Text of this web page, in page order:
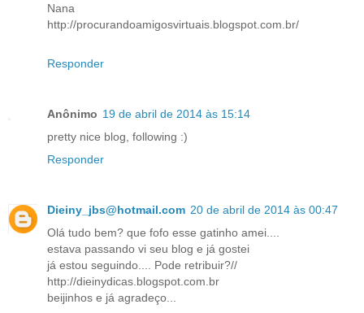
Nana
http://procurandoamigosvirtuais.blogspot.com.br/
Responder
Anônimo 19 de abril de 2014 às 15:14
pretty nice blog, following :)
Responder
Dieiny_jbs@hotmail.com 20 de abril de 2014 às 00:47
Olá tudo bem? que fofo esse gatinho amei....
estava passando vi seu blog e já gostei
já estou seguindo.... Pode retribuir?//
http://dieinydicas.blogspot.com.br
beijinhos e já agradeço...